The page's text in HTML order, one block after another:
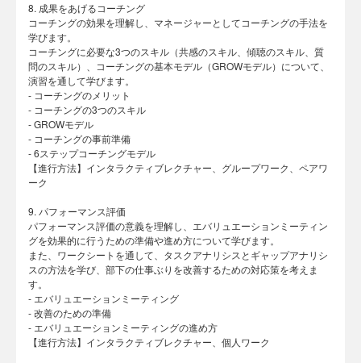
8. 成果をあげるコーチング
コーチングの効果を理解し、マネージャーとしてコーチングの手法を
学びます。
コーチングに必要な3つのスキル（共感のスキル、傾聴のスキル、質
問のスキル）、コーチングの基本モデル（GROWモデル）について、
演習を通して学びます。
- コーチングのメリット
- コーチングの3つのスキル
- GROWモデル
- コーチングの事前準備
- 6ステップコーチングモデル
【進行方法】インタラクティブレクチャー、グループワーク、ペアワ
ーク
9. パフォーマンス評価
パフォーマンス評価の意義を理解し、エバリュエーションミーティン
グを効果的に行うための準備や進め方について学びます。
また、ワークシートを通して、タスクアナリシスとギャップアナリシ
スの方法を学び、部下の仕事ぶりを改善するための対応策を考えま
す。
- エバリュエーションミーティング
- 改善のための準備
- エバリュエーションミーティングの進め方
【進行方法】インタラクティブレクチャー、個人ワーク